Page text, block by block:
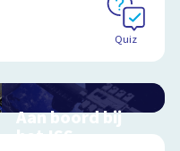
Quiz
Aan boord bij
het ISS